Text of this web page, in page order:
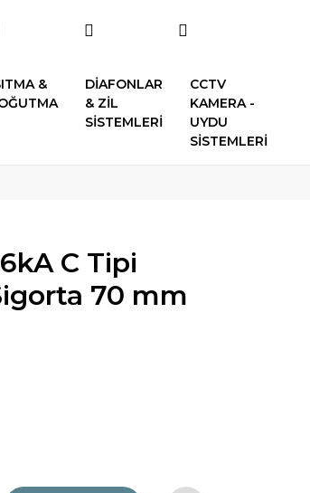
&
DİAFONLAR
& ZİL
SİSTEMLERİ
CCTV
KAMERA -
UYDU
SİSTEMLERİ
C Tipi
70 mm